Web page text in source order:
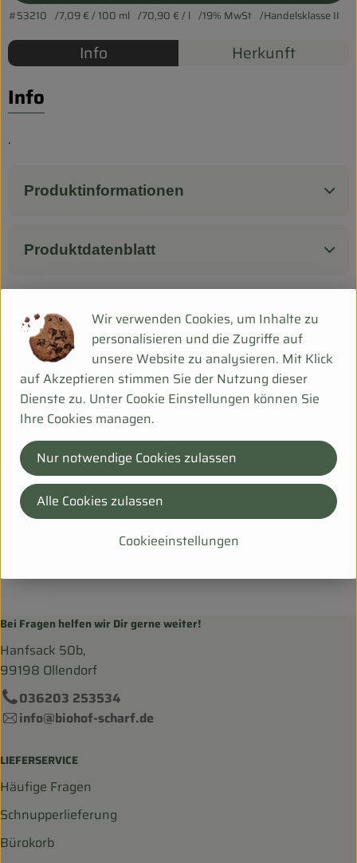
Pferdepension & Reitbetrieb
Firmenkunden
#53210 7,09 €/ 100 ml 70,90 €/ l 19% MwSt Handelsklasse II
Info Herkunft
Info
.
Produktinformationen
Produktdatenblatt
Herkunft
Hersteller: BDN
Holland
Ben&Anna Natural Care
Bei Fragen helfen wir Dir gerne weiter!
Hanfsack 50b,
99198 Ollendorf
036203 253534
info@biohof-scharf.de
LIEFERSERVICE
Häufige Fragen
Schnupperlieferung
Bürokorb
Wir verwenden Cookies, um Inhalte zu
personalisieren und die Zugriffe auf
unsere Website zu analysieren. Mit Klick
auf Akzeptieren stimmen Sie der Nutzung dieser
Dienste zu. Unter Cookie Einstellungen können Sie
Ihre Cookies managen.
Cookieeinstellungen
Nur notwendige Cookies zulassen
Alle Cookies zulassen